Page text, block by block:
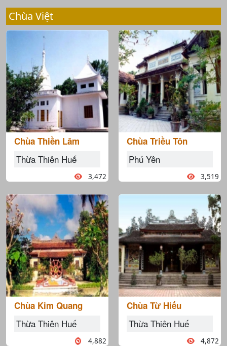
Chùa Việt
Chùa Thiền Lâm
Thừa Thiên Huế
3,472
Chùa Kim Quang
Thừa Thiên Huế
4,882
Chùa Triều Tôn
Phú Yên
3,519
Chùa Từ Hiếu
Thừa Thiên Huế
4,872